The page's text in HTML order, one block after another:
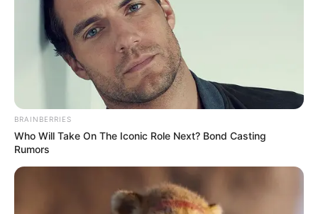
EMERGENCIAS POR LLUVIAS
METRO DE MEDELLÍN
ELECCIONES PRESIDENCIALES
MARINILLA - ANTIOQUIA
YONDÓ - ANTIOQUIA
RIONEGRO
BRAINBERRIES
Who Will Take On The Iconic Role Next? Bond Casting
Rumors